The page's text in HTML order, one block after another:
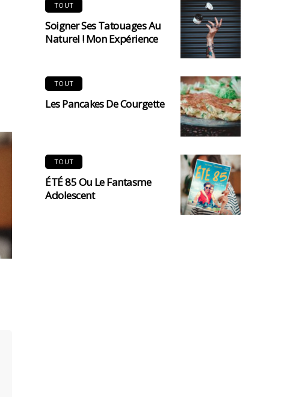
TOUT
Soigner Ses Tatouages Au
Naturel ! Mon Expérience
TOUT
Les Pancakes De Courgette
TOUT
ÉTÉ 85 Ou Le Fantasme
Adolescent